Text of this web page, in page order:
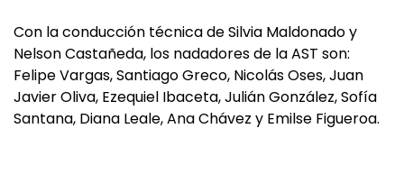
Con la conducción técnica de Silvia Maldonado y
Nelson Castañeda, los nadadores de la AST son:
Felipe Vargas, Santiago Greco, Nicolás Oses, Juan
Javier Oliva, Ezequiel Ibaceta, Julián González, Sofía
Santana, Diana Leale, Ana Chávez y Emilse Figueroa.